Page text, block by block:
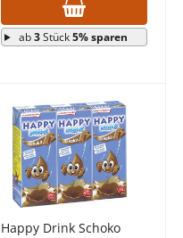
ab3Stück5% sparen
Happy Drink Schoko